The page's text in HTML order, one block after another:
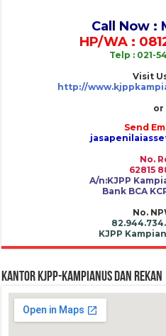
Call Now :
HP/WA :
Telp : 021-
Visit
http://
or
Send
No.
62815
A/n:KJPP
Bank BCA
No.
KJPP
Kantor KJPP-KAMPIANUS dan REKAN